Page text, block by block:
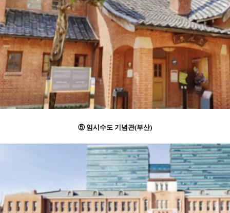
⑤ 임시수도 기념관(부산)